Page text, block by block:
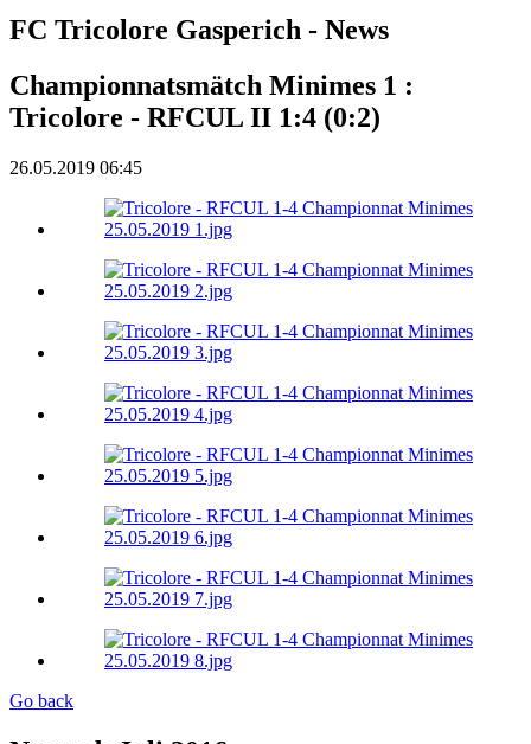
FC Tricolore Gasperich - News
Championnatsmätch Minimes 1 :
Tricolore - RFCUL II 1:4 (0:2)
26.05.2019 06:45
Go back